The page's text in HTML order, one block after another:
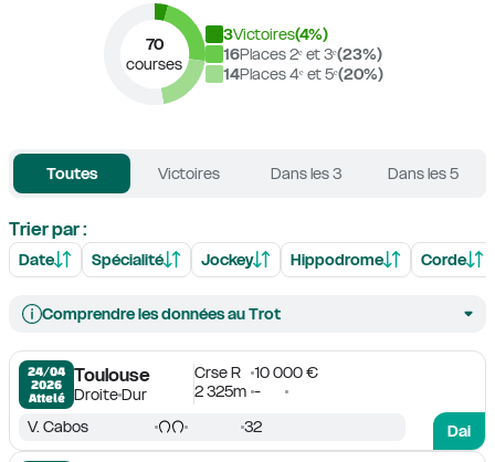
70
courses
3Victoires(4%)
16Places 2ᵉ et 3ᵉ(23%)
14Places 4ᵉ et 5ᵉ(20%)
Toutes Victoires Dans les 3 Dans les 5
Trier par :
Date Spécialité Jockey Hippodrome Corde
Comprendre les données au Trot
24/04
2026
Attelé
Toulouse
DroiteDur
Crse R
10 000 €
2 325m -
Dai
V. Cabos 32